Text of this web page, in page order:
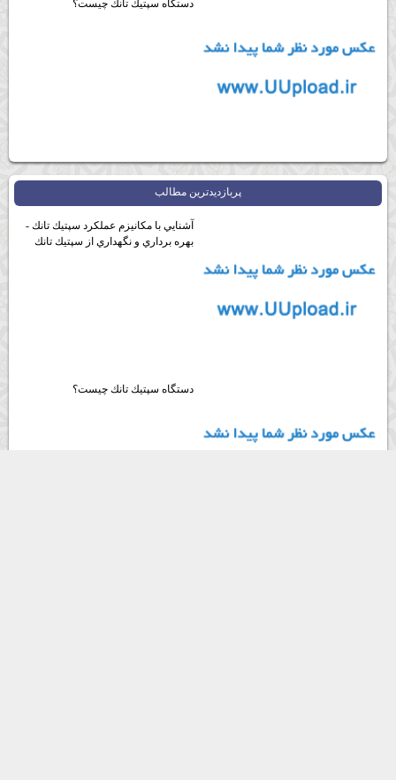
دستگاه سپتيك تانك چيست؟
پربازديدترين مطالب
آشنايي با مكانيزم عملكرد سپتيك تانك -
بهره برداري و نگهداري از سپتيك تانك
دستگاه سپتيك تانك چيست؟